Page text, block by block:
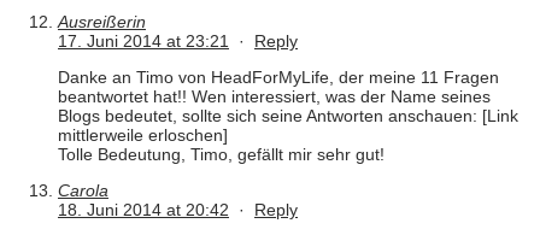
Ausreißerin
17. Juni 2014 at 23:21 · Reply
Danke an Timo von HeadForMyLife, der meine 11 Fragen
beantwortet hat!! Wen interessiert, was der Name seines
Blogs bedeutet, sollte sich seine Antworten anschauen: [Link
mittlerweile erloschen]
Tolle Bedeutung, Timo, gefällt mir sehr gut!
Carola
18. Juni 2014 at 20:42 · Reply